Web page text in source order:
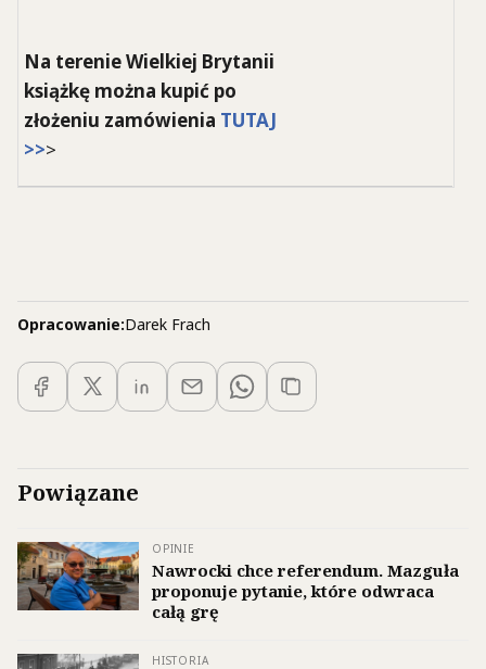
Na terenie Wielkiej Brytanii
książkę można kupić po
złożeniu zamówienia TUTAJ
>>>
Opracowanie:Darek Frach
Powiązane
OPINIE
Nawrocki chce referendum. Mazguła
proponuje pytanie, które odwraca
całą grę
HISTORIA